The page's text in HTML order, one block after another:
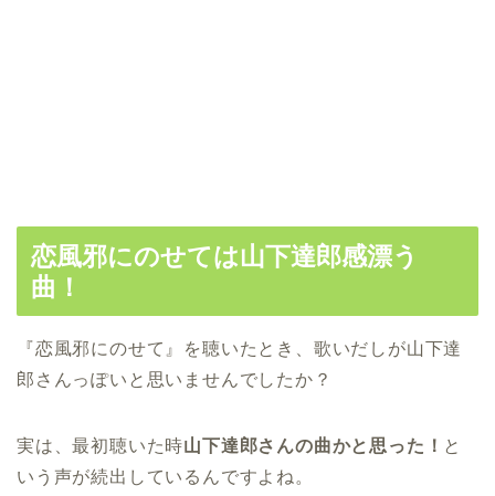
恋風邪にのせては山下達郎感漂う
曲！
『恋風邪にのせて』を聴いたとき、歌いだしが山下達
郎さんっぽいと思いませんでしたか？
実は、最初聴いた時山下達郎さんの曲かと思った！ と
いう声が続出しているんですよね。